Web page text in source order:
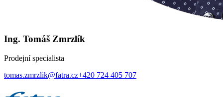
Ing. Tomáš Zmrzlík
Prodejní specialista
tomas.zmrzlik@fatra.cz+420 724 405 707